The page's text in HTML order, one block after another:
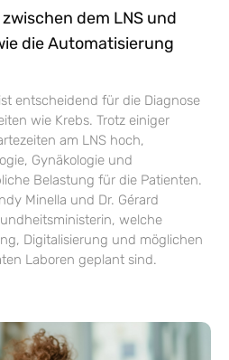
dem LNS und
die Automatisierung
entscheidend für die Diagnose
wie Krebs. Trotz einiger
am LNS hoch,
Gynäkologie und
Belastung für die Patienten.
Minella und Dr. Gérard
welche
Digitalisierung und möglichen
Laboren geplant sind.